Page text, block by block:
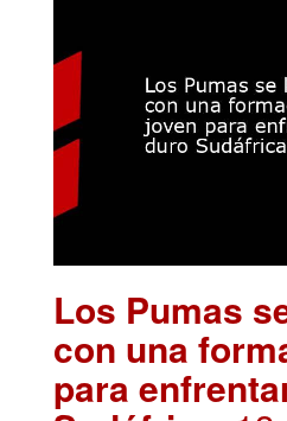
Los Pumas
con una
para